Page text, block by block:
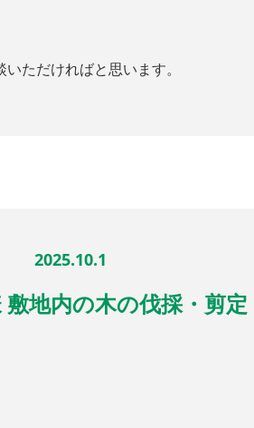
ただければと思います。
2025.10.1
敷地内の木の伐採・剪定